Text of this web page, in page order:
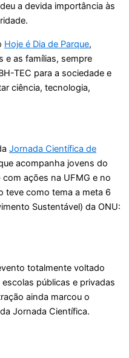
a devida importância às
Hoje é Dia de Parque,
e as famílias, sempre
TEC para a sociedade e
ciência, tecnologia,
Jornada Científica de
acompanha jovens do
ações na UFMG e no
teve como tema a meta 6
Sustentável) da ONU:
totalmente voltado
públicas e privadas
ainda marcou o
Jornada Científica.